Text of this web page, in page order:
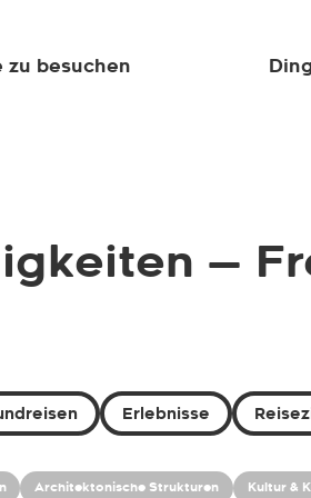
zu besuchen
—
Erlebnisse
Architektonische Strukturen Kultur &